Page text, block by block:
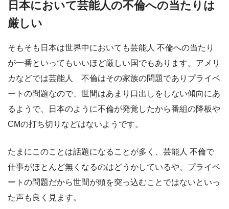
日本において芸能人の不倫への当たりは
厳しい
そもそも日本は世界中においても芸能人 不倫への当たり
が一番といってもいいほど厳しい国でもあります。アメリ
カなどでは芸能人 不倫はその家族の問題でありプライベ
ートの問題なので、世間はあまり口出しをしない傾向にあ
るようで、日本のように不倫が発覚したから番組の降板や
CMの打ち切りなどはないようです。
たまにこのことは話題になることが多く、芸能人 不倫で
仕事がほとんど無くなるのはどうかしているや、プライベ
ートの問題だから世間が頭を突っ込むことではないといっ
た声も良く見ます。